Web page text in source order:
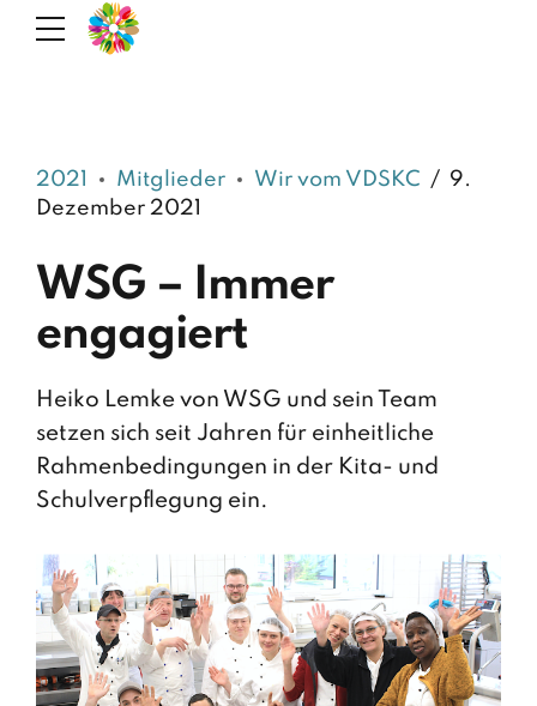
2021 Mitglieder Wir vom VDSKC
9.
Dezember 2021
WSG – Immer
engagiert
Heiko Lemke von WSG und sein Team
setzen sich seit Jahren für einheitliche
Rahmenbedingungen in der Kita- und
Schulverpflegung ein.